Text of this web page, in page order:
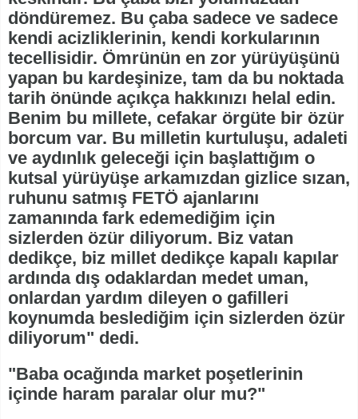
döndüremez. Bu çaba sadece ve sadece
kendi acizliklerinin, kendi korkularının
tecellisidir. Ömrünün en zor yürüyüşünü
yapan bu kardeşinize, tam da bu noktada
tarih önünde açıkça hakkınızı helal edin.
Benim bu millete, cefakar örgüte bir özür
borcum var. Bu milletin kurtuluşu, adaleti
ve aydınlık geleceği için başlattığım o
kutsal yürüyüşe arkamızdan gizlice sızan,
ruhunu satmış FETÖ ajanlarını
zamanında fark edemediğim için
sizlerden özür diliyorum. Biz vatan
dedikçe, biz millet dedikçe kapalı kapılar
ardında dış odaklardan medet uman,
onlardan yardım dileyen o gafilleri
koynumda beslediğim için sizlerden özür
diliyorum" dedi.
"Baba ocağında market poşetlerinin
içinde haram paralar olur mu?"